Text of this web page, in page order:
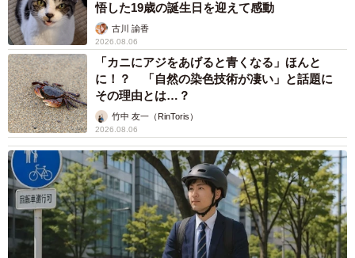
悟した19歳の誕生日を迎えて感動
古川 諭香
2026.08.06
「カニにアジをあげると青くなる」ほんと
に！？ 「自然の染色技術が凄い」と話題に
その理由とは…？
竹中 友一（RinToris）
2026.08.06